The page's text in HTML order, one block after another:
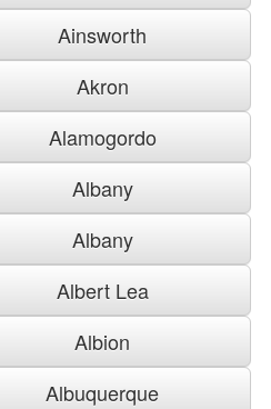
Ainsworth
Akron
Alamogordo
Albany
Albany
Albert Lea
Albion
Albuquerque